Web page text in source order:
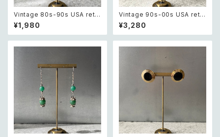
Vintage 80s-90s USA retr
o sun design pierce レトロ
アメリカ ヴィンテージ アクセサ
リー 太陽 デザイン ピアス
¥1,980
Vintage 90s-00s USA retr
o pink×gold marble beads
pierce レトロ アメリカ ヴィン
テージ アクセサリー ピンク×ゴ
¥3,280